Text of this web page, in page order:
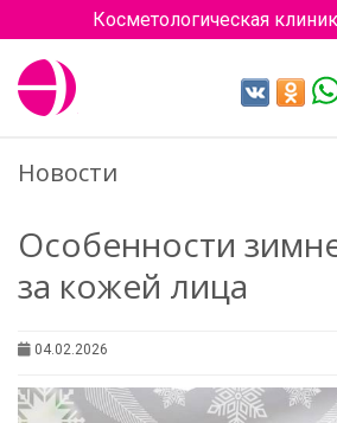
Косметологическая
Новости
Особенности
за кожей лица
04.02.2026